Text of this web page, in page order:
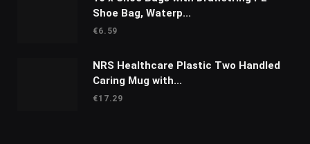
Shoe Bag, Waterp...
€6.59
NRS Healthcare Plastic Two Handled
Caring Mug with...
€17.29